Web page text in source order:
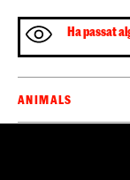
Ha passat
ANIMALS